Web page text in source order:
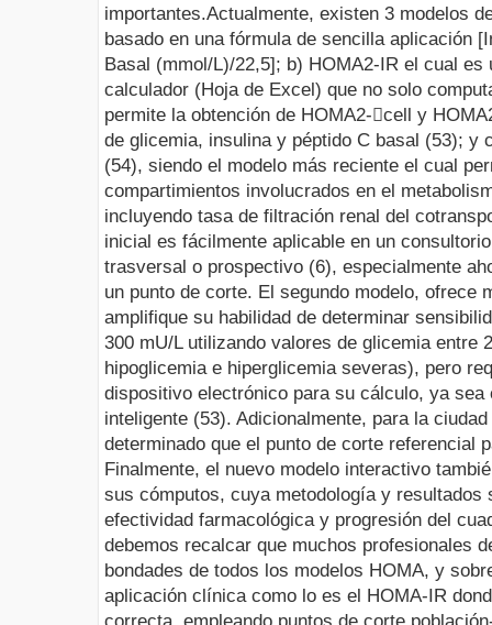
importantes.Actualmente, existen 3 modelos
basado en una fórmula de sencilla aplicación
Basal (mmol/L)/22,5]; b) HOMA2-IR el cual es
calculador (Hoja de Excel) que no solo
permite la obtención de HOMA2-cell y
de glicemia, insulina y péptido C basal (53); y
(54), siendo el modelo más reciente el cual
compartimientos involucrados en el
incluyendo tasa de filtración renal del
inicial es fácilmente aplicable en un
trasversal o prospectivo (6), especialmente
un punto de corte. El segundo modelo, ofrece
amplifique su habilidad de determinar
300 mU/L utilizando valores de glicemia entre
hipoglicemia e hiperglicemia severas), pero
dispositivo electrónico para su cálculo, ya sea
inteligente (53). Adicionalmente, para la
determinado que el punto de corte referencial
Finalmente, el nuevo modelo interactivo
sus cómputos, cuya metodología y resultados
efectividad farmacológica y progresión del
debemos recalcar que muchos profesionales
bondades de todos los modelos HOMA, y
aplicación clínica como lo es el HOMA-IR